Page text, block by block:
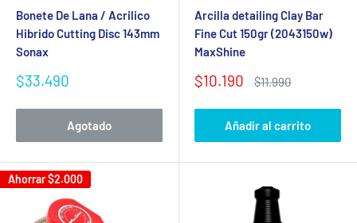
Bonete De Lana / Acrilico
Hibrido Cutting Disc 143mm
Sonax
Precio
venta
$33.490
Agotado
Arcilla detailing Clay Bar
Fine Cut 150gr (2043150w)
MaxShine
Precio
venta
$10.190
Precio
$11.990
Añadir al carrito
Ahorrar$2.000
Se requiere iniciar sesión
Inicie sesión en su cuenta para agregar productos a su
lista de deseos y ver los artículos guardados
anteriormente.